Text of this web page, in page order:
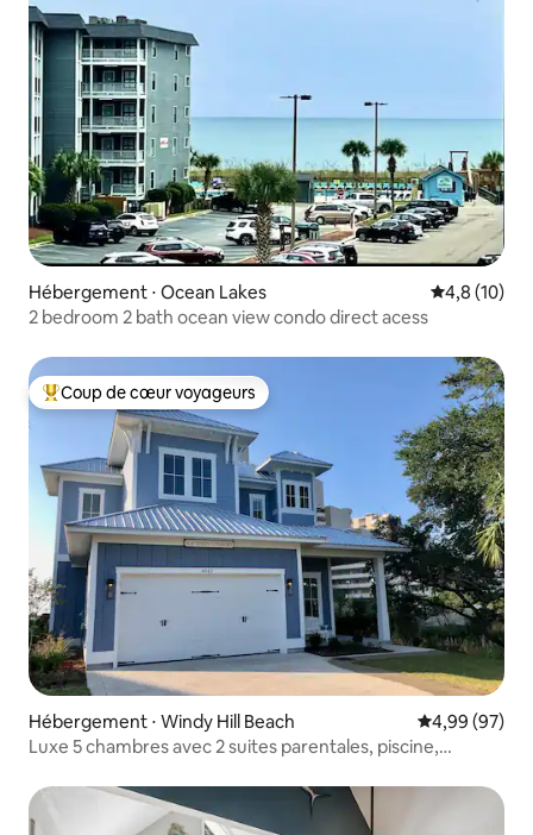
Hébergement ⋅ Ocean Lakes Évaluation
4,8 (10)
2 bedroom 2 bath ocean view condo direct acess
Coups de cœur voyageurs les plus appréciés
Coup de cœur voyageurs
Hébergement ⋅ Windy Hill Beach Évaluation
4,99 (97)
Luxe 5 chambres avec 2 suites parentales, piscine,